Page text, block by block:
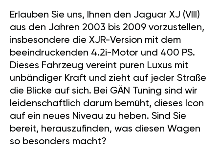
Erlauben Sie uns, Ihnen den Jaguar XJ (VIII)
aus den Jahren 2003 bis 2009 vorzustellen,
insbesondere die XJR-Version mit dem
beeindruckenden 4.2i-Motor und 400 PS.
Dieses Fahrzeug vereint puren Luxus mit
unbändiger Kraft und zieht auf jeder Straße
die Blicke auf sich. Bei GÄN Tuning sind wir
leidenschaftlich darum bemüht, dieses Icon
auf ein neues Niveau zu heben. Sind Sie
bereit, herauszufinden, was diesen Wagen
so besonders macht?